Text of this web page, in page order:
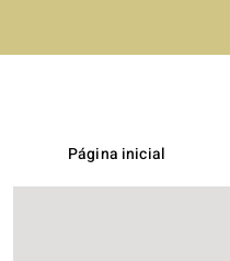
Página inicial